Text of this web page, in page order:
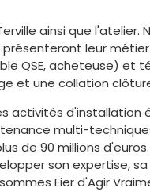
ainsi que l'atelier.
leur
QSE, acheteuse) et
et une collation
activités d'installation
multi-
de 90 millions d'euros.
son expertise,
Fier d'Agir